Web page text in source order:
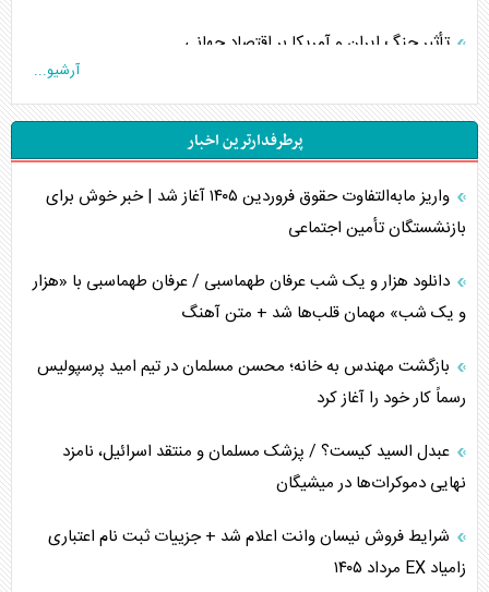
تأثیر جنگ ایران و آمریکا بر اقتصاد جهانی
اربعین، کابوس مشترک تل‌آویو-واشنگتن
برنامه هفتم توسعه در نقطه کور سیاستگذاری
اوکراین بازوی مخرب آمریکا در غرب آسیا
اهمیت راهبردی اردن برای آمریکا
پیام، ظرفیت بالفعل‌نشده تجارت ایران
همسویی عربستان با سنتکام علیه متحدان ایران
ترامپ و توهم خلع سلاح حماس
چرا کویت به دنبال شریک امنیتی جدید است؟
آرشیو...
پرطرفدارترین اخبار
واریز مابه‌التفاوت حقوق فروردین ۱۴۰۵ آغاز شد | خبر خوش برای
بازنشستگان تأمین اجتماعی
دانلود هزار و یک شب عرفان طهماسبی / عرفان طهماسبی با «هزار
و یک شب» مهمان قلب‌ها شد + متن آهنگ
بازگشت مهندس به خانه؛ محسن مسلمان در تیم امید پرسپولیس
رسماً کار خود را آغاز کرد
عبدل السید کیست؟ / پزشک مسلمان و منتقد اسرائیل، نامزد
نهایی دموکرات‌ها در میشیگان
شرایط فروش نیسان وانت اعلام شد + جزییات ثبت نام اعتباری
زامیاد EX مرداد ۱۴۰۵